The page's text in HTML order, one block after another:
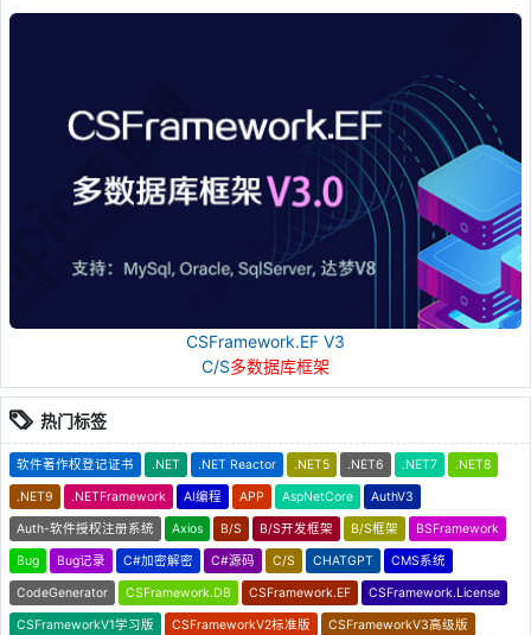
CSFramework.EF V3
C/S多数据库框架
热门标签
软件著作权登记证书 .NET .NET Reactor .NET5 .NET6 .NET7 .NET8
.NET9 .NETFramework AI编程 APP AspNetCore AuthV3
Auth-软件授权注册系统 Axios B/S B/S开发框架 B/S框架 BSFramework
Bug Bug记录 C#加密解密 C#源码 C/S CHATGPT CMS系统
CodeGenerator CSFramework.DB CSFramework.EF CSFramework.License
CSFrameworkV1学习版 CSFrameworkV2标准版 CSFrameworkV3高级版